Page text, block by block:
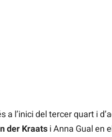
a l’inici del tercer quart i
der Kraatsi Anna Gual en